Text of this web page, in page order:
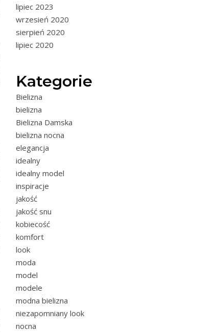
lipiec 2023
wrzesień 2020
sierpień 2020
lipiec 2020
Kategorie
Bielizna
bielizna
Bielizna Damska
bielizna nocna
elegancja
idealny
idealny model
inspiracje
jakość
jakość snu
kobiecość
komfort
look
moda
model
modele
modna bielizna
niezapomniany look
nocna